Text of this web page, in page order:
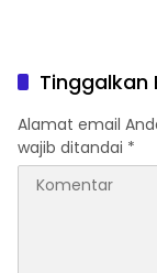
Tinggalkan
Alamat email
wajib ditandai *